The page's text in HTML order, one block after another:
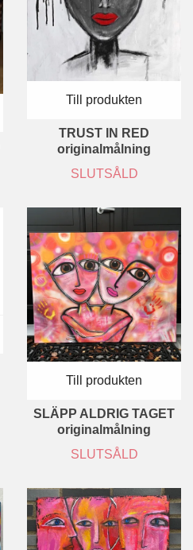
Till produkten
TRUST IN RED
originalmålning
SLUTSÅLD
Till produkten
SLÄPP ALDRIG TAGET
originalmålning
SLUTSÅLD